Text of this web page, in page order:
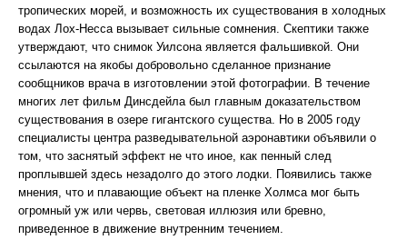
тропических морей, и возможность их существования в холодных
водах Лох-Несса вызывает сильные сомнения. Скептики также
утверждают, что снимок Уилсона является фальшивкой. Они
ссылаются на якобы добровольно сделанное признание
сообщников врача в изготовлении этой фотографии. В течение
многих лет фильм Динсдейла был главным доказательством
существования в озере гигантского существа. Но в 2005 году
специалисты центра разведывательной аэронавтики объявили о
том, что заснятый эффект не что иное, как пенный след
проплывшей здесь незадолго до этого лодки. Появились также
мнения, что и плавающие объект на пленке Холмса мог быть
огромный уж или червь, световая иллюзия или бревно,
приведенное в движение внутренним течением.